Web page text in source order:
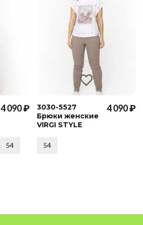
4 090 ₽
54
3030-5527
Брюки женские
VIRGI STYLE
4 090 ₽
54